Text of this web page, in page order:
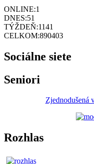
ONLINE:1
DNES:51
TÝŽDEŇ:1141
CELKOM:890403
Sociálne siete
Seniori
Zjednodušená
Rozhlas